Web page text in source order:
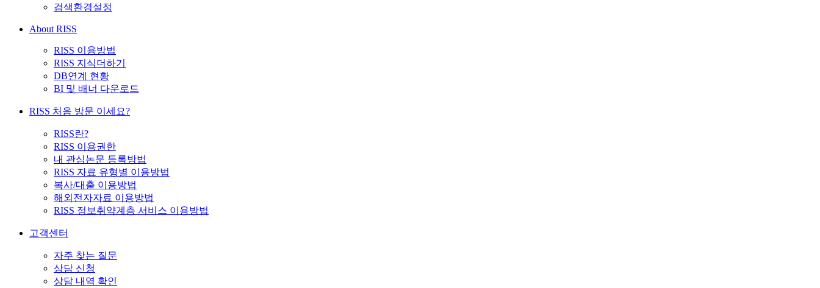
검색환경설정
About RISS
RISS 이용방법
RISS 지식더하기
DB연계 현황
BI 및 배너 다운로드
RISS 처음 방문 이세요?
RISS란?
RISS 이용권한
내 관심논문 등록방법
RISS 자료 유형별 이용방법
복사/대출 이용방법
해외전자자료 이용방법
RISS 정보취약계층 서비스 이용방법
고객센터
자주 찾는 질문
상담 신청
상담 내역 확인